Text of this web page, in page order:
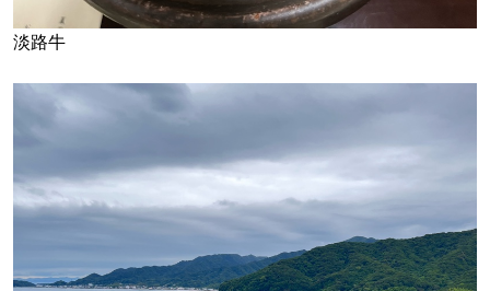
淡路牛